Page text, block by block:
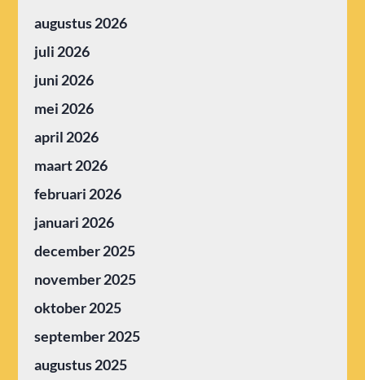
augustus 2026
juli 2026
juni 2026
mei 2026
april 2026
maart 2026
februari 2026
januari 2026
december 2025
november 2025
oktober 2025
september 2025
augustus 2025